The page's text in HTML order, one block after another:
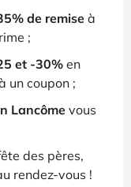
de remise à
;
et -30% en
un coupon ;
Lancôme vous
des pères,
rendez-vous !